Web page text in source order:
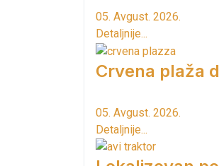
05. Avgust. 2026.
Detaljnije...
Crvena plaža
05. Avgust. 2026.
Detaljnije...